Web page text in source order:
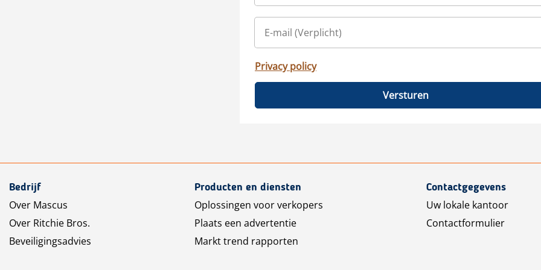
Privacy policy
Versturen
Bedrijf
Over Mascus
Over Ritchie Bros.
Beveiligingsadvies
Producten en diensten
Oplossingen voor verkopers
Plaats een advertentie
Markt trend rapporten
Contactgegevens
Uw lokale kantoor
Contactformulier